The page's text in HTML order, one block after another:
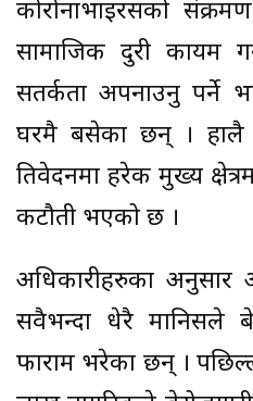
कोरोनाभाइरसको
सामाजिक दुरी कायम
सतर्कता अपनाउनु पर्ने
घरमै बसेका छन् । हालै
प्रतिवेदनमा हरेक मुख्य
कटौती भएको छ ।
अधिकारीहरुका अनुसार
सवैभन्दा धेरै मानिसले
फाराम भरेका छन् ।